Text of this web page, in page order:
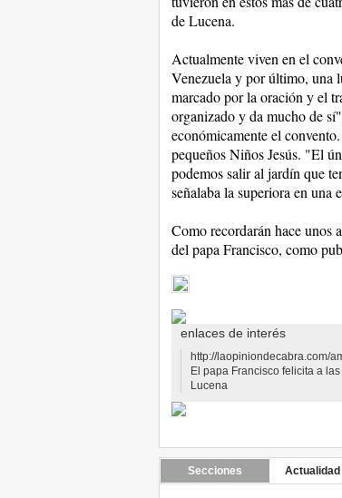
de Lucena.
Actualmente viven en el
Venezuela y por último, una
marcado por la oración y el
organizado y da mucho de
económicamente el
pequeños Niños Jesús. "El
podemos salir al jardín que
señalaba la superiora en una
Como recordarán hace unos
del papa Francisco, como
enlaces de interés
http://laopiniondecabra.com/
El papa Francisco felicita a
Lucena
Secciones Actualidad